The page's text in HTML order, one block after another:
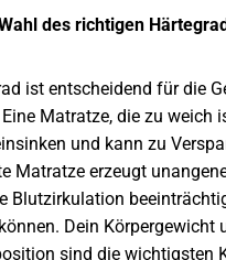
des richtigen
ist entscheidend für die
Matratze, die zu weich
und kann zu
Matratze erzeugt
Blutzirkulation
Dein Körpergewicht
sind die wichtigsten